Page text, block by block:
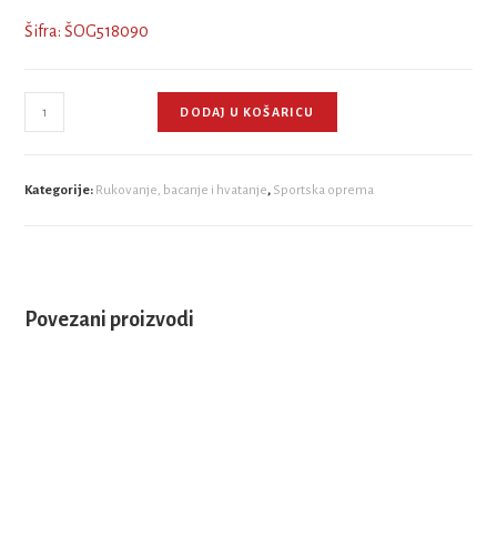
Šifra: ŠOG518090
DODAJ U KOŠARICU
Kategorije: Rukovanje, bacanje i hvatanje, Sportska oprema
Povezani proizvodi